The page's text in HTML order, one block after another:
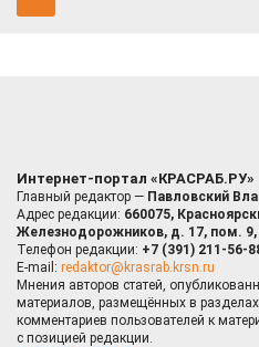
Интернет-портал «КРАСРАБ.РУ»
Главный редактор — Павловский
Адрес редакции: 660075,
Железнодорожников, д. 17, пом. 9,
Телефон редакции: +7 (391) 211-56-
E-mail: redaktor@krasrab.krsn.ru
Мнения авторов статей,
материалов, размещённых в
комментариев пользователей к
с позицией редакции.